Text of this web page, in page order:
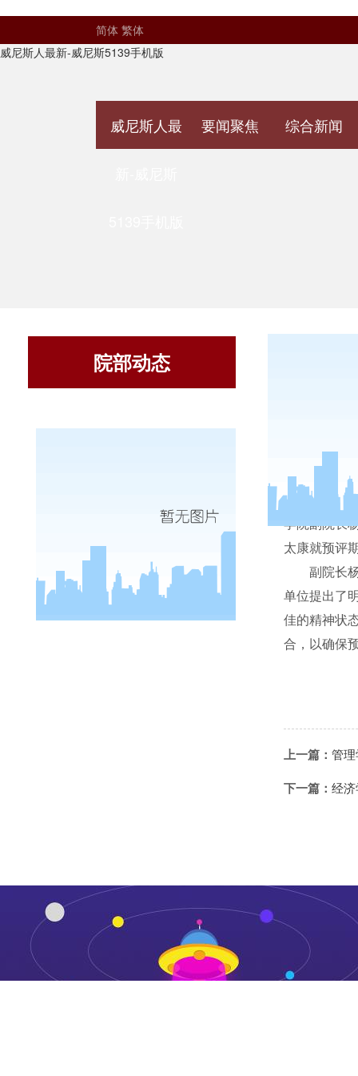
简体 繁体
威尼斯人最新-威尼斯5139手机版
威尼斯人最 要闻聚焦 综合新闻
院部动态
9 19 日
学院副院长
太康就预评
副院长
单位提出了
佳的精神状
合，以确保
上一篇： 管
下一篇： 经